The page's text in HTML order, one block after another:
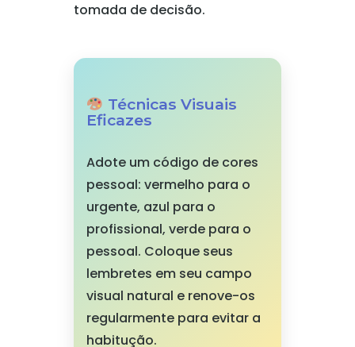
tomada de decisão.
Técnicas Visuais
Eficazes
Adote um código de cores
pessoal: vermelho para o
urgente, azul para o
profissional, verde para o
pessoal. Coloque seus
lembretes em seu campo
visual natural e renove-os
regularmente para evitar a
habitução.